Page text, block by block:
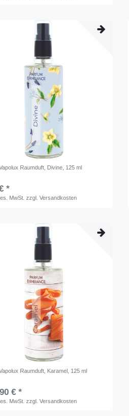
Raumduft, Divine, 125 ml
*
MwSt. zzgl.Versandkosten
Raumduft, Karamel, 125 ml
€ *
MwSt. zzgl.Versandkosten